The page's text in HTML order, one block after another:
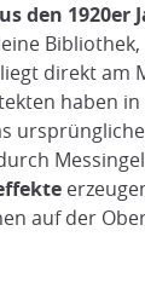
den 1920er
direkt am
haben
auf der